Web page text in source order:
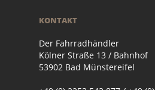
KONTAKT
Der Fahrradhändler
Kölner Straße 13 / Bahnhof
53902 Bad Münstereifel